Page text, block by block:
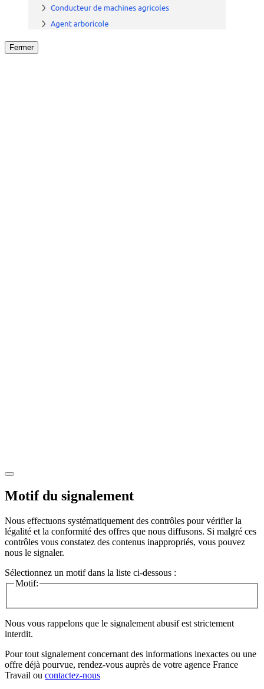
Fermer
Motif du signalement
Nous effectuons systématiquement des contrôles pour vérifier la
légalité et la conformité des offres que nous diffusons. Si malgré ces
contrôles vous constatez des contenus inappropriés, vous pouvez
nous le signaler.
Sélectionnez un motif dans la liste ci-dessous :
Motif:
Nous vous rappelons que le signalement abusif est strictement
interdit.
Pour tout signalement concernant des informations inexactes ou une
offre déjà pourvue, rendez-vous auprès de votre agence France
Travail ou contactez-nous